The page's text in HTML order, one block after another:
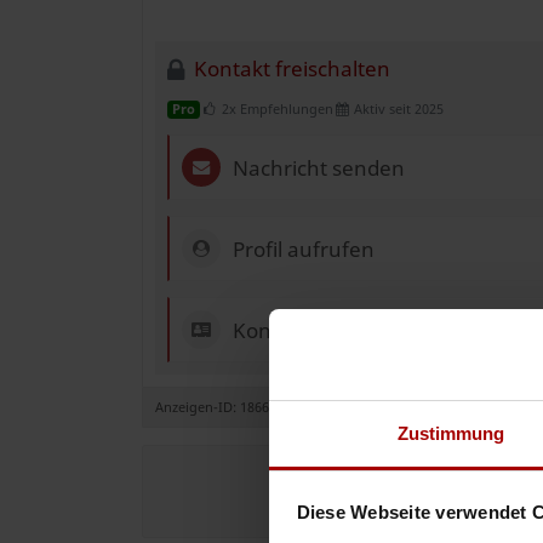
Zustimmung
Diese Webseite verwendet
Kontakt freischalten
Pro 2x Empfehlungen Aktiv seit 2025
Nachricht senden
Profil aufrufen
Kontakt & Impressum
Anzeigen-ID: 186652